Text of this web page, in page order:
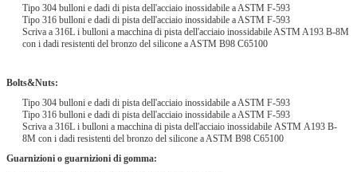
Tipo 304 bulloni e dadi di pista dell'acciaio inossidabile a ASTM F-593
Tipo 316 bulloni e dadi di pista dell'acciaio inossidabile a ASTM F-593
Scriva a 316L i bulloni a macchina di pista dell'acciaio inossidabile ASTM A193 B-8M
con i dadi resistenti del bronzo del silicone a ASTM B98 C65100
Bolts&Nuts:
Tipo 304 bulloni e dadi di pista dell'acciaio inossidabile a ASTM F-593
Tipo 316 bulloni e dadi di pista dell'acciaio inossidabile a ASTM F-593
Scriva a 316L i bulloni a macchina di pista dell'acciaio inossidabile ASTM A193 B-
8M con i dadi resistenti del bronzo del silicone a ASTM B98 C65100
Guarnizioni o guarnizioni di gomma: